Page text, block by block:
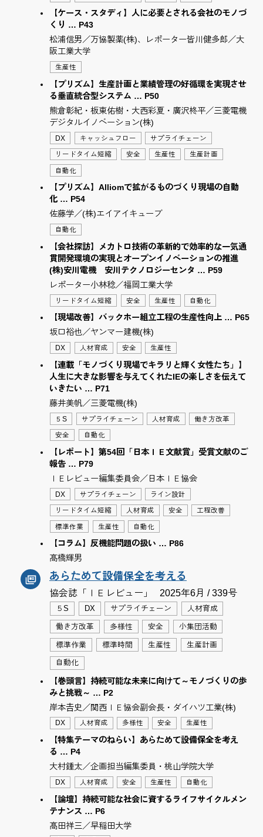
【ケース・スタディ】人に必要とされる会社のモノづ
くり … P43
松浦信男／万協製薬(株)、レポーター皆川健多郎／大
阪工業大学
生産性
【プリズム】生産計画と業績管理の好循環を実現させ
る垂直統合型システム … P50
熊倉彰紀・板東佑樹・大西彩夏・廣沢柊平／三菱電機
デジタルイノベーション(株)
DX キャッシュフロー サプライチェーン
リードタイム短縮 安全 生産性 生産計画
自動化
【プリズム】Alliomで拡がるものづくり現場の自動
化 … P54
佐藤学／(株)エイアイキューブ
自動化
【会社探訪】メカトロ技術の革新的で効率的な一気通
貫開発環境の実現とオープンイノベーションの推進
(株)安川電機 安川テクノロジーセンタ … P59
レポーター小林稔／福岡工業大学
リードタイム短縮 安全 生産性 自動化
【現場改善】バックホー組立工程の生産性向上 … P65
坂口裕也／ヤンマー建機(株)
DX 人材育成 安全 生産性
【連載「モノづくり現場でキラリと輝く女性たち」】
人生に大きな影響を与えてくれたIEの楽しさを伝えて
いきたい … P71
藤井美帆／三菱電機(株)
５S サプライチェーン 人材育成 働き方改革
安全 自動化
【レポート】第54回「日本ＩＥ文献賞」受賞文献のご
報告 … P79
ＩＥレビュー編集委員会／日本ＩＥ協会
DX サプライチェーン ライン設計
リードタイム短縮 人材育成 安全 工程改善
標準作業 生産性 自動化
【コラム】反機能問題の扱い … P86
髙橋輝男
あらためて設備保全を考える
協会誌「ＩＥレビュー」 2025年6月 / 339号
５S DX サプライチェーン 人材育成
働き方改革 多様性 安全 小集団活動
標準作業 標準時間 生産性 生産計画
自動化
【巻頭言】持続可能な未来に向けて～モノづくりの歩
みと挑戦～ … P2
岸本𠮷史／関西ＩＥ協会副会長・ダイハツ工業(株)
DX 人材育成 多様性 安全 生産性
【特集テーマのねらい】あらためて設備保全を考え
る … P4
大村鍾太／企画担当編集委員・桃山学院大学
DX 人材育成 安全 生産性 自動化
【論壇】持続可能な社会に資するライフサイクルメン
テナンス … P6
髙田祥三／早稲田大学